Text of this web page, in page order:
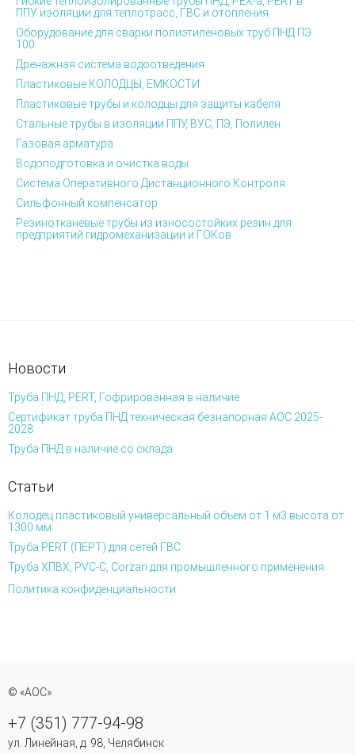
ППУ изоляции для теплотрасс, ГВС и отопления
Оборудование для сварки полиэтиленовых труб ПНД ПЭ
100
Дренажная система водоотведения
Пластиковые КОЛОДЦЫ, ЕМКОСТИ
Пластиковые трубы и колодцы для защиты кабеля
Стальные трубы в изоляции ППУ, ВУС, ПЭ, Полилен
Газовая арматура
Водоподготовка и очистка воды
Система Оперативного Дистанционного Контроля
Сильфонный компенсатор
Резинотканевые трубы из износостойких резин для
предприятий гидромеханизации и ГОКов
Новости
Труба ПНД, PERT, Гофрированная в наличие
Сертификат труба ПНД техническая безнапорная АОС 2025-
2028
Труба ПНД в наличие со склада
Статьи
Колодец пластиковый универсальный объем от 1 м3 высота от
1300 мм
Труба PERT (ПЕРТ) для сетей ГВС
Труба ХПВХ, PVC-C, Corzan для промышленного применения
Политика конфиденциальности
© «АОС»
+7 (351) 777-94-98
ул. Линейная, д. 98, Челябинск